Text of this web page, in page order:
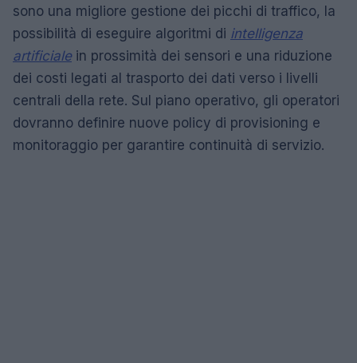
sono una migliore gestione dei picchi di traffico, la
possibilità di eseguire algoritmi di intelligenza
artificialein prossimità dei sensori e una riduzione
dei costi legati al trasporto dei dati verso i livelli
centrali della rete. Sul piano operativo, gli operatori
dovranno definire nuove policy di provisioning e
monitoraggio per garantire continuità di servizio.